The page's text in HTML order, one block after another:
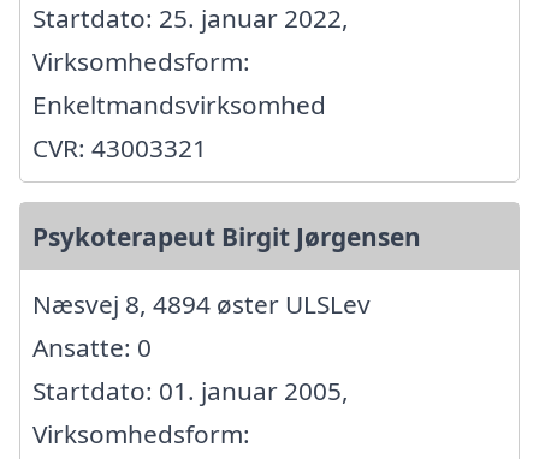
Startdato: 25. januar 2022,
Virksomhedsform:
Enkeltmandsvirksomhed
CVR: 43003321
Psykoterapeut Birgit Jørgensen
Næsvej 8, 4894 øster ULSLev
Ansatte: 0
Startdato: 01. januar 2005,
Virksomhedsform: